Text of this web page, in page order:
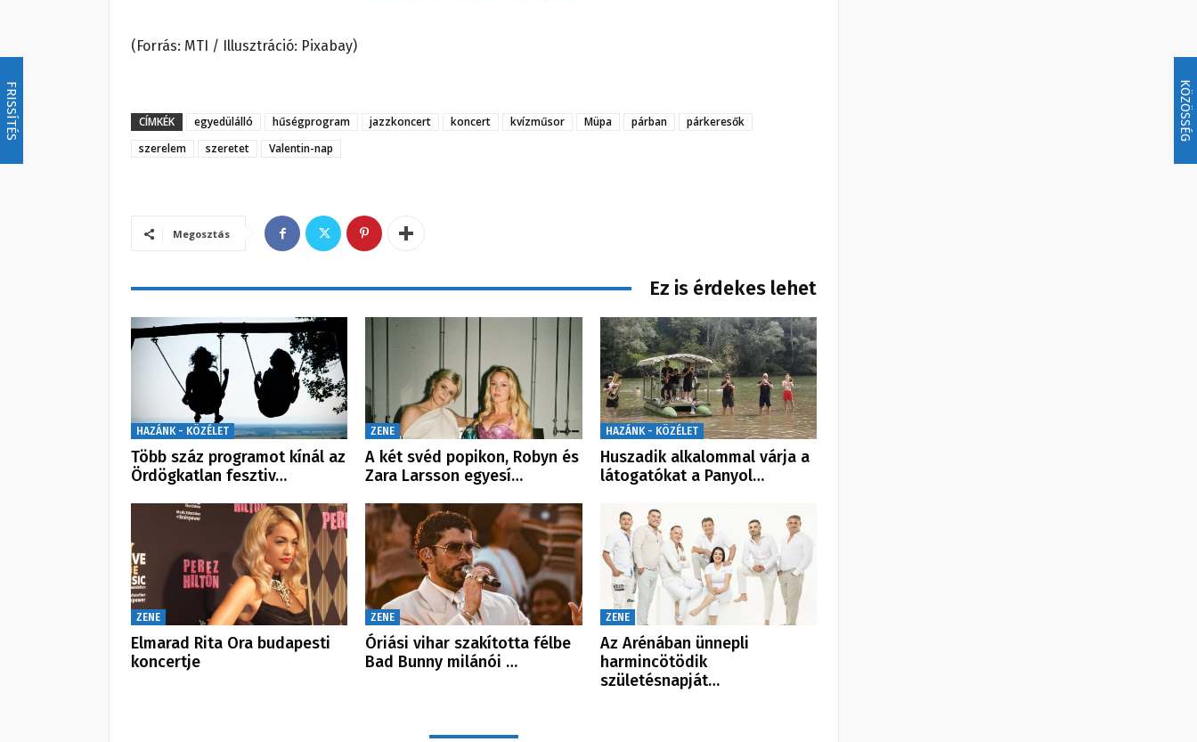
FRISSÍTÉS KÖZÖSSÉG
(Forrás: MTI / Illusztráció: Pixabay)
CÍMKÉK egyedülálló hűségprogram jazzkoncert koncert kvízműsor Müpa párban
párkeresők
szerelem
szeretet Valentin-nap
Megosztás
Ez is érdekes lehet
HAZÁNK - KÖZÉLET
Több száz programot kínál az
Ördögkatlan fesztiv…
ZENE
A két svéd popikon, Robyn és
Zara Larsson egyesí…
HAZÁNK - KÖZÉLET
Huszadik alkalommal várja a
látogatókat a Panyol…
ZENE
Elmarad Rita Ora budapesti
koncertje
ZENE
Óriási vihar szakította félbe
Bad Bunny milánói …
ZENE
Az Arénában ünnepli
harmincötödik
születésnapját…